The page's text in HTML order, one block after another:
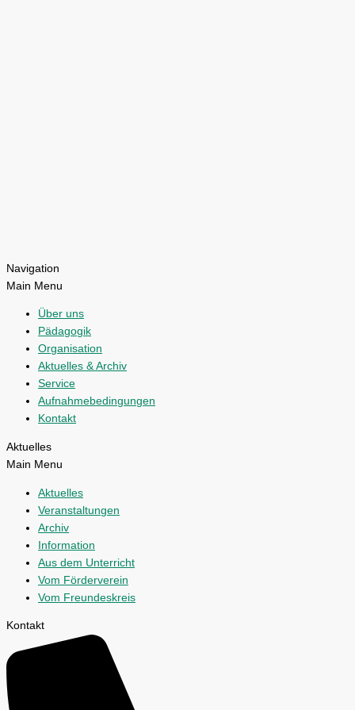
Navigation
Main Menu
Über uns
Pädagogik
Organisation
Aktuelles & Archiv
Service
Aufnahmebedingungen
Kontakt
Aktuelles
Main Menu
Aktuelles
Veranstaltungen
Archiv
Information
Aus dem Unterricht
Vom Förderverein
Vom Freundeskreis
Kontakt